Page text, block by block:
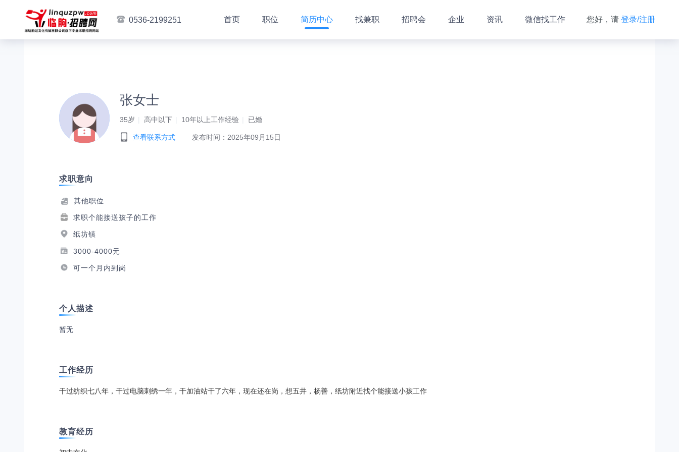
0536-2199251 首页 职位 简历中心 找兼职 招聘会 企业 资讯 微信找工作 您好，请 登录/注册
张女士
35岁 高中以下 10年以上工作经验 已婚
查看联系方式 发布时间：2025年09月15日
求职意向
其他职位
求职个能接送孩子的工作
纸坊镇
3000-4000元
可一个月内到岗
个人描述
暂无
工作经历
干过纺织七八年，干过电脑刺绣一年，干加油站干了六年，现在还在岗，想五井，杨善，纸坊附近找个能接送小孩工作
教育经历